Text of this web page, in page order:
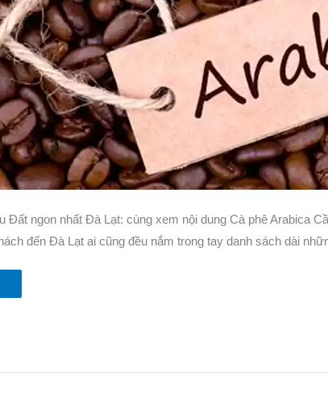
Đất ngon nhất Đà Lạt: cùng xem nội dung Cà phê
đến Đà Lạt ai cũng đều nắm trong tay danh sách dài